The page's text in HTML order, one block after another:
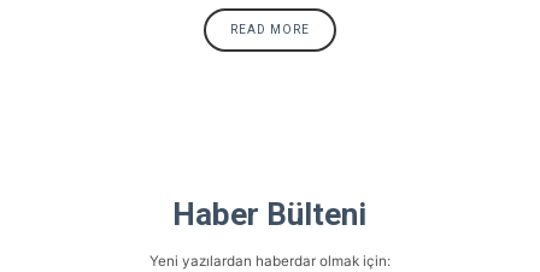
READ MORE
Haber Bülteni
Yeni yazılardan haberdar olmak için: